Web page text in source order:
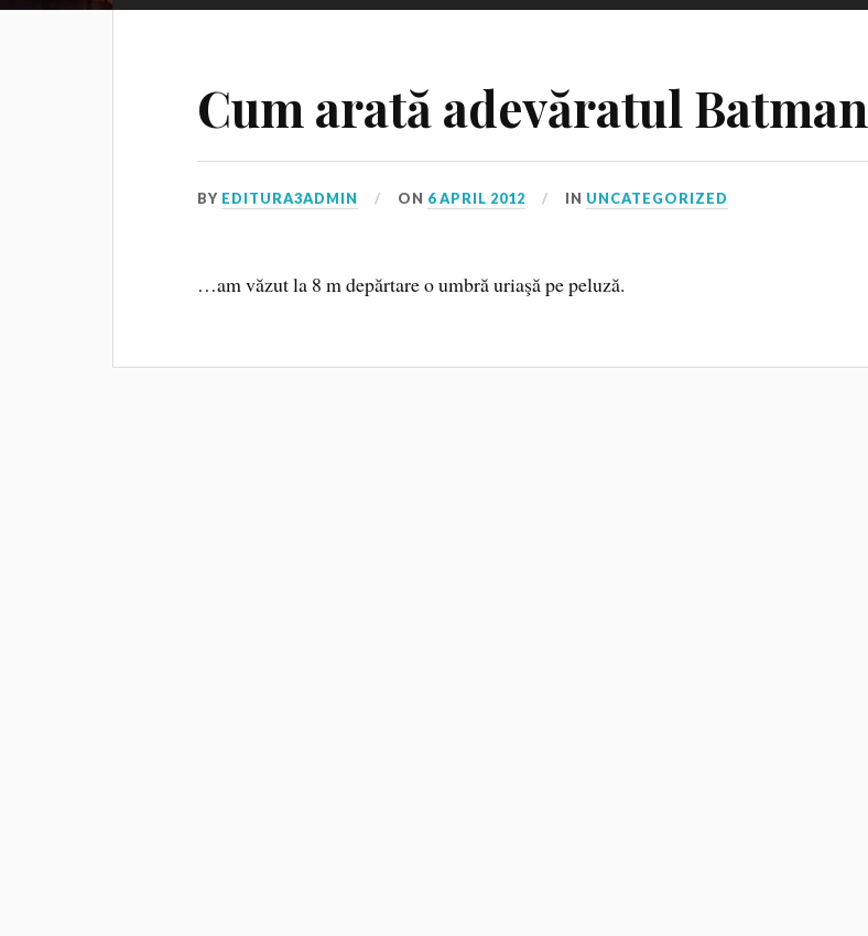
Cum arată adevăratul Batman
BY EDITURA3ADMIN ON 6 APRIL 2012 IN UNCATEGORIZED
…am văzut la 8 m depărtare o umbră uriaşă pe peluză.